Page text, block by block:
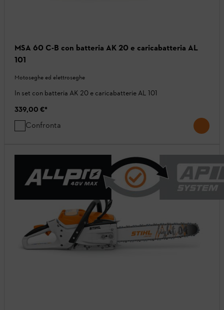
MSA 60 C-B con batteria AK 20 e caricabatteria AL
101
Motoseghe ed elettroseghe
In set con batteria AK 20 e caricabatterie AL 101
339,00 €*
Confronta